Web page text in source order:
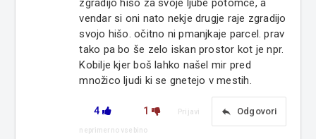
zgradijo hišo za svoje ljube potomce, a
vendar si oni nato nekje drugje raje zgradijo
svojo hišo. očitno ni pmanjkaje parcel. prav
tako pa bo še zelo iskan prostor kot je npr.
Kobilje kjer boš lahko našel mir pred
množico ljudi ki se gnetejo v mestih.
4 1 reply Odgovori
Prijavi
neprimerno vsebino